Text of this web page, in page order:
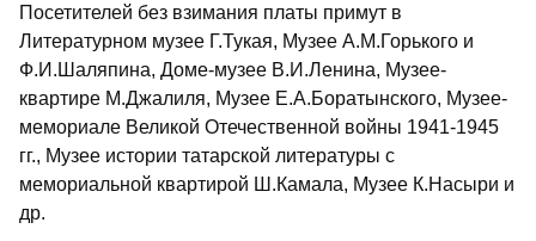
Посетителей без взимания платы примут в
Литературном музее Г.Тукая, Музее А.М.Горького и
Ф.И.Шаляпина, Доме-музее В.И.Ленина, Музее-
квартире М.Джалиля, Музее Е.А.Боратынского, Музее-
мемориале Великой Отечественной войны 1941-1945
гг., Музее истории татарской литературы с
мемориальной квартирой Ш.Камала, Музее К.Насыри и
др.